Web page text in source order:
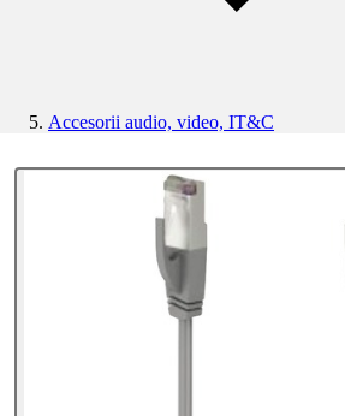
Accesorii audio, video, IT&C